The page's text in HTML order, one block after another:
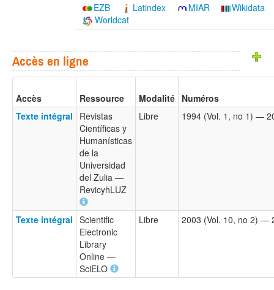
EZB
Latindex MIAR
Wikidata
Worldcat
Accès en ligne
Accès Ressource Modalité Numéros
Texte intégral
Revistas
Científicas y
Humanísticas
de la
Universidad
del Zulia —
RevicyhLUZ
Libre 1994 (Vol. 1, no 1) —
Texte intégral Scientific
Electronic
Library
Online —
SciELO
Libre 2003 (Vol. 10, no 2) —